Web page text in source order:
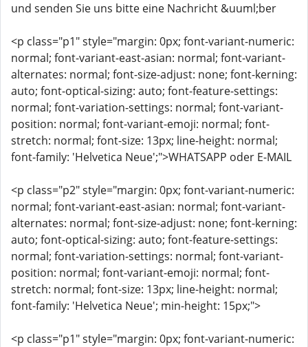
und senden Sie uns bitte eine Nachricht &uuml;ber
<p class="p1" style="margin: 0px; font-variant-numeric:
normal; font-variant-east-asian: normal; font-variant-
alternates: normal; font-size-adjust: none; font-kerning:
auto; font-optical-sizing: auto; font-feature-settings:
normal; font-variation-settings: normal; font-variant-
position: normal; font-variant-emoji: normal; font-
stretch: normal; font-size: 13px; line-height: normal;
font-family: 'Helvetica Neue';">WHATSAPP oder E-MAIL
<p class="p2" style="margin: 0px; font-variant-numeric:
normal; font-variant-east-asian: normal; font-variant-
alternates: normal; font-size-adjust: none; font-kerning:
auto; font-optical-sizing: auto; font-feature-settings:
normal; font-variation-settings: normal; font-variant-
position: normal; font-variant-emoji: normal; font-
stretch: normal; font-size: 13px; line-height: normal;
font-family: 'Helvetica Neue'; min-height: 15px;">
<p class="p1" style="margin: 0px; font-variant-numeric: